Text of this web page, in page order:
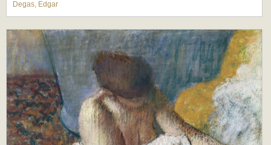
Degas, Edgar